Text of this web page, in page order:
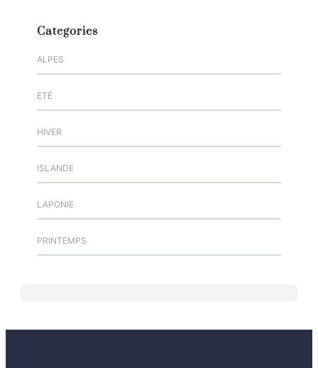
Categories
ALPES
ETÉ
HIVER
ISLANDE
LAPONIE
PRINTEMPS